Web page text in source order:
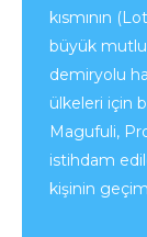
kısmının
büyük
demiryolu
ülkeleri için
Magufuli,
istihdam
kişinin